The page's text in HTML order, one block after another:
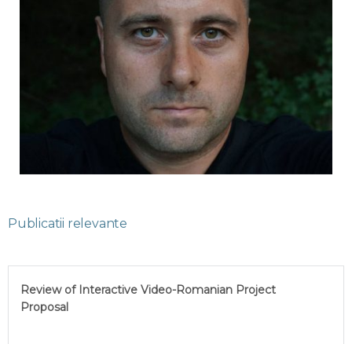
Publicatii relevante
Review of Interactive Video-Romanian Project
Proposal